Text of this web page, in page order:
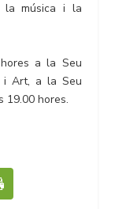
la música i la
a la Seu
i Art, a la Seu
19.00 hores.